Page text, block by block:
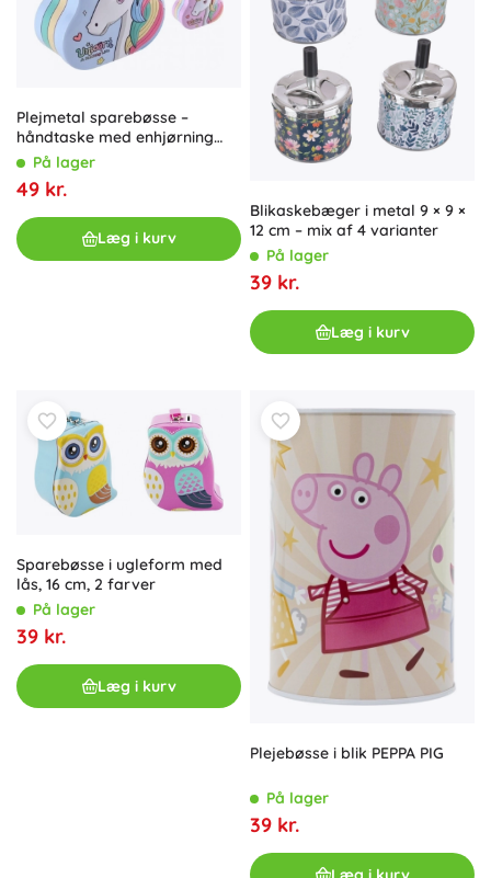
Plejmetal sparebøsse –
håndtaske med enhjørning
med lås 15 × 14 cm
På lager
49 kr.
Læg i kurv
Blikaskebæger i metal 9 × 9 ×
12 cm – mix af 4 varianter
På lager
39 kr.
Læg i kurv
Sparebøsse i ugleform med
lås, 16 cm, 2 farver
På lager
39 kr.
Læg i kurv
Plejebøsse i blik PEPPA PIG
På lager
39 kr.